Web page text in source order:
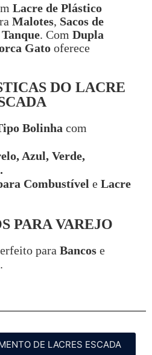
Lacre de Plástico
Malotes, Sacos de
. Com Dupla
Gato oferece
DO LACRE
Bolinha com
Azul, Verde,
Combustível e Lacre
PARA VAREJO
para Bancos e
DE LACRES ESCADA